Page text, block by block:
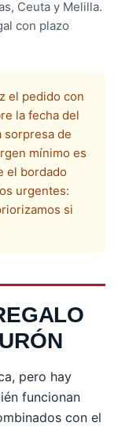
Ceuta y Melilla.
con plazo
el pedido con
la fecha del
sorpresa de
mínimo es
el bordado
urgentes:
si
pero hay
funcionan
con el